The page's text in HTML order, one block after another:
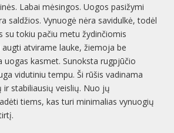
Labai mėsingos. Uogos pasižymi
saldžios. Vynuogė nėra savidulkė, todėl
su tokiu pačiu metu žydinčiomis
augti atvirame lauke, žiemoja be
uogas kasmet. Sunoksta rugpjūčio
vidutiniu tempu. Ši rūšis vadinama
ir stabiliausių veislių. Nuo jų
tiems, kas turi minimalias vynuogių